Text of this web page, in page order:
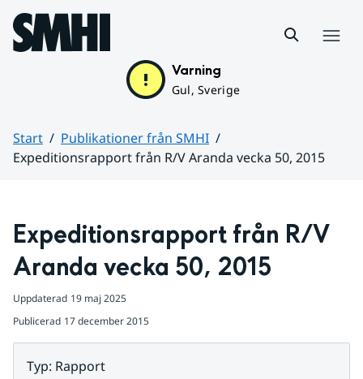
Hoppa till sidans innehåll
Varning
Gul, Sverige
Start
Publikationer från SMHI
Expeditionsrapport från R/V Aranda vecka 50, 2015
Expeditionsrapport från R/V
Aranda vecka 50, 2015
Uppdaterad 19 maj 2025
Publicerad 17 december 2015
Typ: Rapport